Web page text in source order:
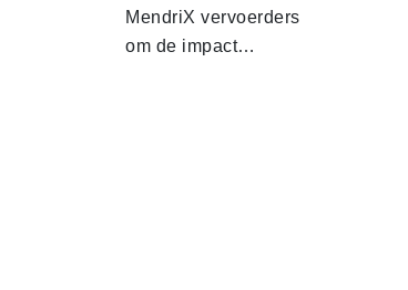
MendriX vervoerders
om de impact…